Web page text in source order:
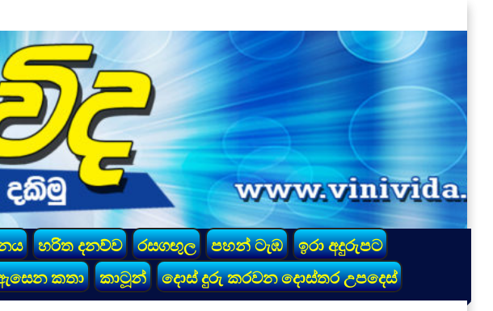
හරිත දනව්ව රසගඟුල පහන් ටැඹ
ඉරා අදුරුපට
කතා කාටූන් දොස් දුරු කරවන දොස්තර උපදෙස්